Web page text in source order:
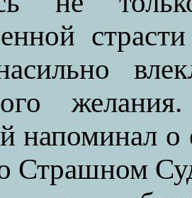
напоминал о
Страшном